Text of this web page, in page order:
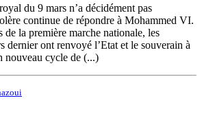
du 9 mars n’a décidément pas
continue de répondre à Mohammed VI.
de la première marche nationale, les
dernier ont renvoyé l’Etat et le souverain à
nouveau cycle de (...)